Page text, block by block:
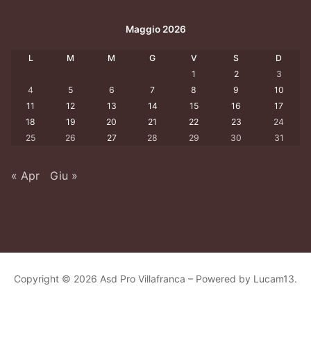
Maggio 2026
L M M G V S
D
1
2
3
4
5 6 7 8 9
10
11
12 13 14 15 16
17
18
19 20 21 22 23
24
25
26 27 28 29 30 31
« Apr Giu »
Copyright © 2026 Asd Pro Villafranca – Powered by Lucam13.